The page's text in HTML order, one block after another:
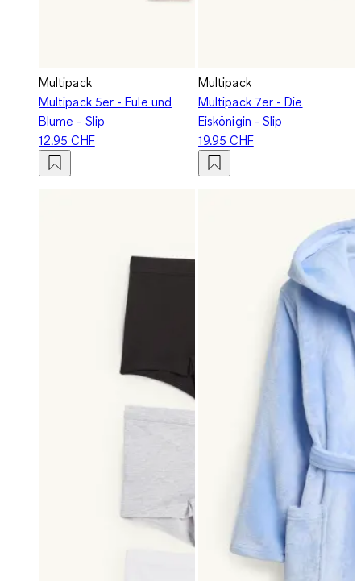
Multipack
Multipack 5er - Eule und
Blume - Slip
12.95 CHF
Multipack
Multipack 7er - Die
Eiskönigin - Slip
19.95 CHF